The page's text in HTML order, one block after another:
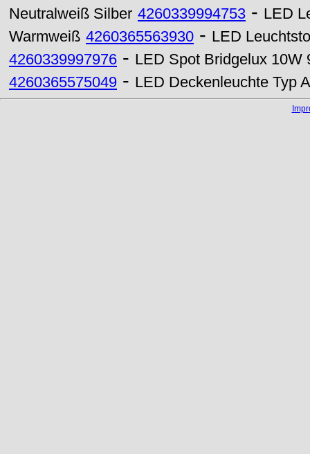
Neutralweiß Silber 4260339994753 - LED
Warmweiß 4260365563930 - LED
4260339997976 - LED Spot Bridgelux 10W
4260365575049 - LED Deckenleuchte Typ